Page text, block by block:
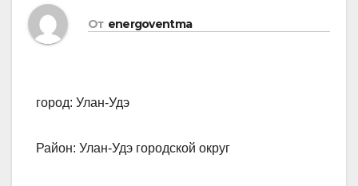
От energoventma
город: Улан-Удэ
Район: Улан-Удэ городской округ